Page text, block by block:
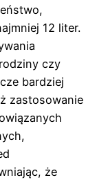
12 liter.
czy
bardziej
zastosowanie
że